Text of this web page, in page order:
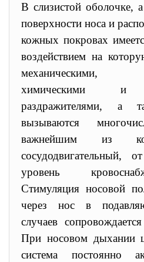
В слизистой оболочке,
поверхности носа и
кожных покровах
воздействием на
механическими,
химическими и
раздражителями, а
вызываются
важнейшим из
сосудодвигательный,
уровень
Стимуляция носовой
через нос в
случаев
При носовом дыхании
система постоянно